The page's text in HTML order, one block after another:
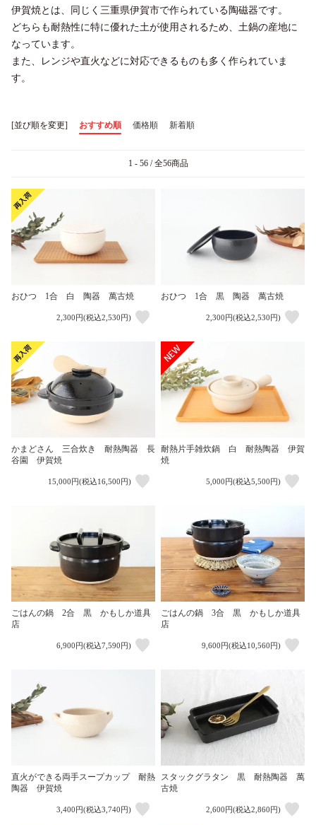
伊賀焼とは、同じく三重県伊賀市で作られている陶磁器です。
どちらも耐熱性に特に優れた土が使用されるため、土鍋の産地に
なっています。
また、レンジや直火などに対応できるものも多く作られていま
す。
[並び順を変更] おすすめ順 価格順 新着順
1 - 56 / 全56商品
おひつ 1合 白 陶器 萬古焼
2,300円(税込2,530円)
おひつ 1合 黒 陶器 萬古焼
2,300円(税込2,530円)
かまどさん 三合炊き 耐熱陶器 長
谷園 伊賀焼
15,000円(税込16,500円)
耐熱片手雑炊鍋 白 耐熱陶器 伊賀
焼
5,000円(税込5,500円)
ごはんの鍋 2合 黒 かもしか道具
店
6,900円(税込7,590円)
ごはんの鍋 3合 黒 かもしか道具
店
9,600円(税込10,560円)
直火ができる両手スープカップ 耐熱
陶器 伊賀焼
3,400円(税込3,740円)
スタックグラタン 黒 耐熱陶器 萬
古焼
2,600円(税込2,860円)